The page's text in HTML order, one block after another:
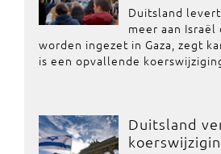
Duitsland
meer aan Israël
worden ingezet in Gaza, zegt
is een opvallende
Duitsland